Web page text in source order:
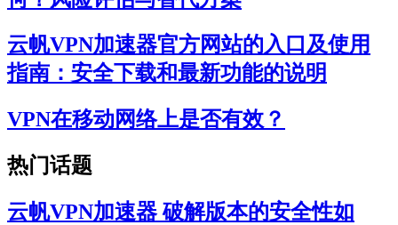
云帆VPN加速器官方网站的入口及使用
指南：安全下载和最新功能的说明
VPN在移动网络上是否有效？
热门话题
云帆VPN加速器 破解版本的安全性如